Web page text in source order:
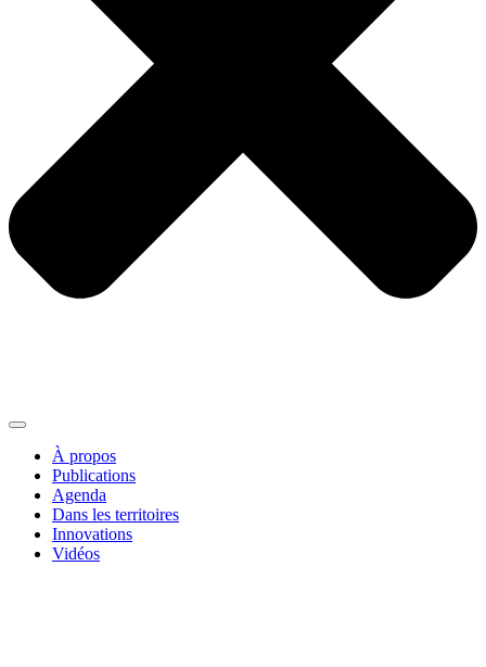
À propos
Publications
Agenda
Dans les territoires
Innovations
Vidéos